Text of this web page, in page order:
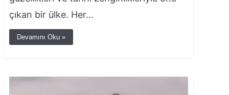
çıkan bir ülke. Her…
Devamını Oku »